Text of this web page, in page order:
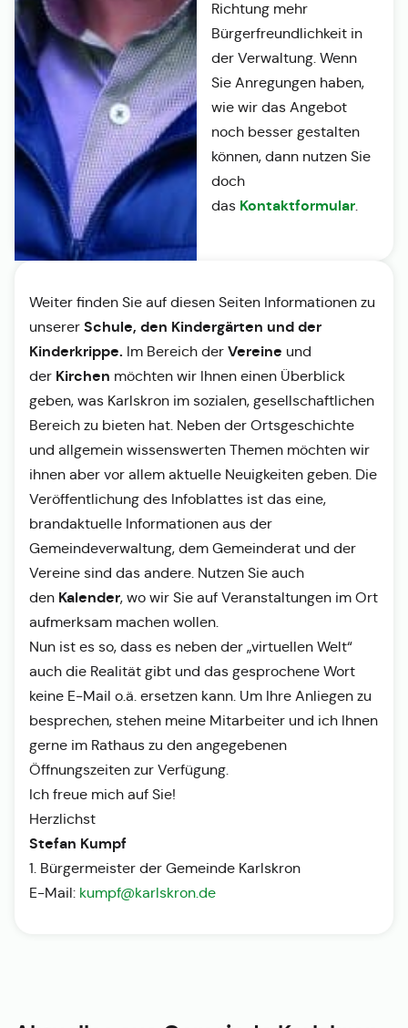
Richtung mehr
Bürgerfreundlichkeit in
der Verwaltung. Wenn
Sie Anregungen haben,
wie wir das Angebot
noch besser gestalten
können, dann nutzen Sie
doch
das Kontaktformular.
Weiter finden Sie auf diesen Seiten Informationen zu
unserer Schule, den Kindergärten und der
Kinderkrippe. Im Bereich der Vereine und
der Kirchen möchten wir Ihnen einen Überblick
geben, was Karlskron im sozialen, gesellschaftlichen
Bereich zu bieten hat. Neben der Ortsgeschichte
und allgemein wissenswerten Themen möchten wir
ihnen aber vor allem aktuelle Neuigkeiten geben. Die
Veröffentlichung des Infoblattes ist das eine,
brandaktuelle Informationen aus der
Gemeindeverwaltung, dem Gemeinderat und der
Vereine sind das andere. Nutzen Sie auch
den Kalender, wo wir Sie auf Veranstaltungen im Ort
aufmerksam machen wollen.
Nun ist es so, dass es neben der „virtuellen Welt“
auch die Realität gibt und das gesprochene Wort
keine E-Mail o.ä. ersetzen kann. Um Ihre Anliegen zu
besprechen, stehen meine Mitarbeiter und ich Ihnen
gerne im Rathaus zu den angegebenen
Öffnungszeiten zur Verfügung.
Ich freue mich auf Sie!
Herzlichst
Stefan Kumpf
1. Bürgermeister der Gemeinde Karlskron
E-Mail: kumpf@karlskron.de